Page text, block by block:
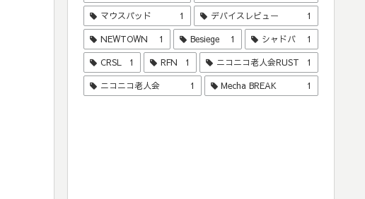
マウスパッド 1 デバイスレビュー 1
NEWTOWN 1 Besiege 1 シャドバ 1
CRSL 1 RFN 1 ニコニコ老人会RUST 1
ニコニコ老人会 1 Mecha BREAK 1